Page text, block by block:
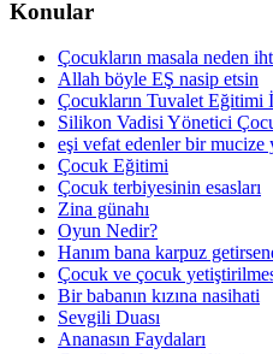
Konular
Çocukların masala neden
Allah böyle EŞ nasip etsin
Çocukların Tuvalet
Silikon Vadisi Yönetici
eşi vefat edenler bir mucize
Çocuk Eğitimi
Çocuk terbiyesinin esasları
Zina günahı
Oyun Nedir?
Hanım bana karpuz
Çocuk ve çocuk
Bir babanın kızına nasihati
Sevgili Duası
Ananasın Faydaları